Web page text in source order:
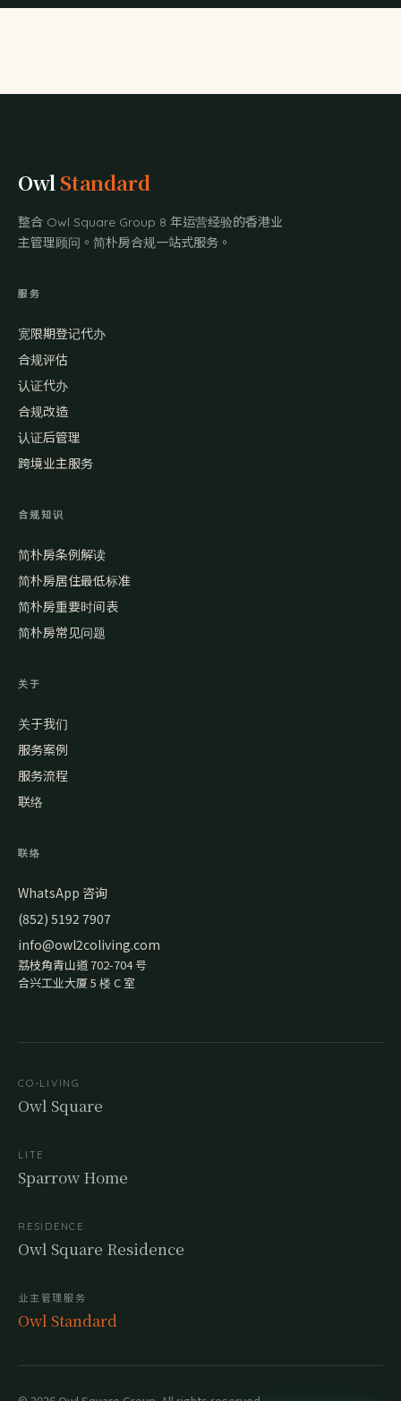
Owl Standard
整合 Owl Square Group 8 年运营经验的香港业
主管理顾问。简朴房合规一站式服务。
服务
宽限期登记代办
合规评估
认证代办
合规改造
认证后管理
跨境业主服务
合规知识
简朴房条例解读
简朴房居住最低标准
简朴房重要时间表
简朴房常见问题
关于
关于我们
服务案例
服务流程
联络
联络
WhatsApp 咨询
(852) 5192 7907
info@owl2coliving.com
荔枝角青山道 702-704 号
合兴工业大厦 5 楼 C 室
CO-LIVING
Owl Square
LITE
Sparrow Home
RESIDENCE
Owl Square Residence
业主管理服务
Owl Standard